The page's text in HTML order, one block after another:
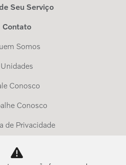
Seu Serviço
Contato
Somos
Unidades
Conosco
Conosco
de Privacidade